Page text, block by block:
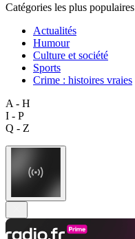
Catégories les plus populaires
Actualités
Humour
Culture et société
Sports
Crime : histoires vraies
A - H
I - P
Q - Z